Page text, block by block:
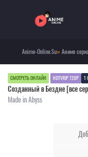
Anime-Online.Su»Аниме
СМОТРЕТЬ ОНЛАЙН HDTVRIP 720P 1
Созданный в Бездне [все
Made in Abyss